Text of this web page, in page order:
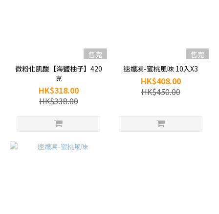
售完
微粉化肌酸【海鹽柚子】420
克
HK$318.00
HK$338.00
售完
速孅凍-蜜桃風味 10入X3
HK$408.00
HK$450.00